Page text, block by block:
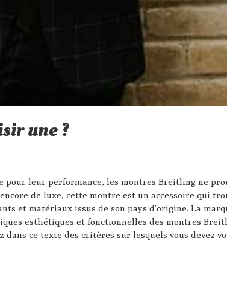
une ?
pour leur performance, les montres Breitling ne
de luxe, cette montre est un accessoire qui
et matériaux issus de son pays d’origine. La
esthétiques et fonctionnelles des montres
dans ce texte des critères sur lesquels vous devez